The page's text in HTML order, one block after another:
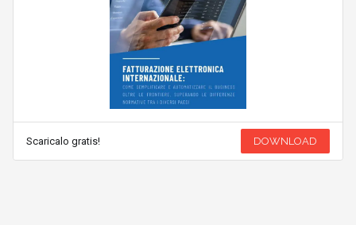
Scaricalo gratis! DOWNLOAD